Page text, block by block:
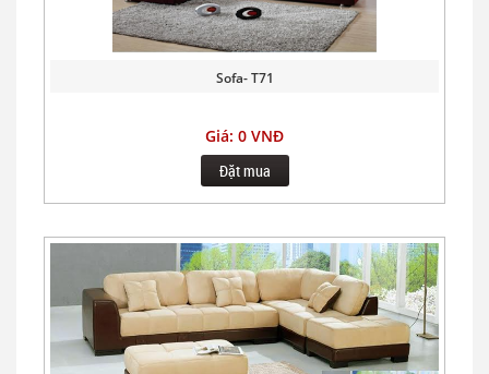
Sofa- T71
Giá: 0 VNĐ
Đặt mua